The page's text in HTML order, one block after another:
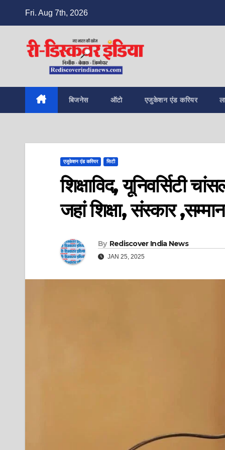
Fri. Aug 7th, 2026
बिजनेस ऑटो एजुकेशन एंड करियर
एजुकेशन एंड करियर सिटी
शिक्षाविद, यूनिवर्सिटी
जहां शिक्षा, संस्कार
By Rediscover India News
JAN 25, 2025